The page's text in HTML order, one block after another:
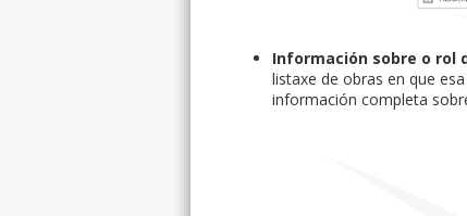
Información sobre o rol
listaxe de obras en que
información completa